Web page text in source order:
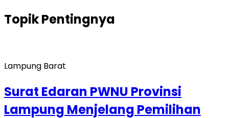
TopikPentingnya
Lampung Barat
Surat Edaran PWNU Provinsi
Lampung Menjelang Pemilihan